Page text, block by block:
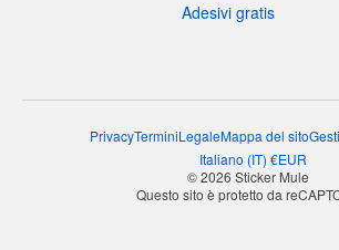
Adesivi gratis
PrivacyTerminiLegaleMappa del sito
Italiano (IT) €EUR
© 2026 Sticker Mule
Questo sito è protetto da